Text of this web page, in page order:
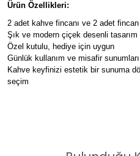
Ürün Özellikleri:
2 adet kahve fincanı ve 2 adet
Şık ve modern çiçek desenli tasarım
Özel kutulu, hediye için uygun
Günlük kullanım ve misafir
Kahve keyfinizi estetik bir sunuma
seçim